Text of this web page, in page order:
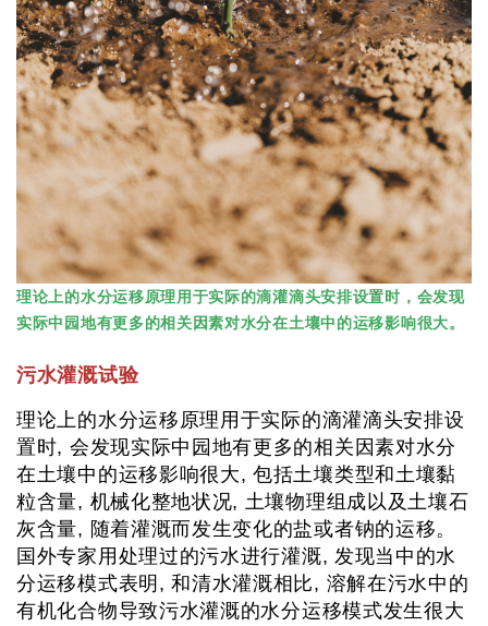
理论上的水分运移原理用于实际的滴灌滴头安排设置时，会发现
实际中园地有更多的相关因素对水分在土壤中的运移影响很大。
污水灌溉试验
理论上的水分运移原理用于实际的滴灌滴头安排设
置时, 会发现实际中园地有更多的相关因素对水分
在土壤中的运移影响很大, 包括土壤类型和土壤黏
粒含量, 机械化整地状况, 土壤物理组成以及土壤石
灰含量, 随着灌溉而发生变化的盐或者钠的运移。
国外专家用处理过的污水进行灌溉, 发现当中的水
分运移模式表明, 和清水灌溉相比, 溶解在污水中的
有机化合物导致污水灌溉的水分运移模式发生很大